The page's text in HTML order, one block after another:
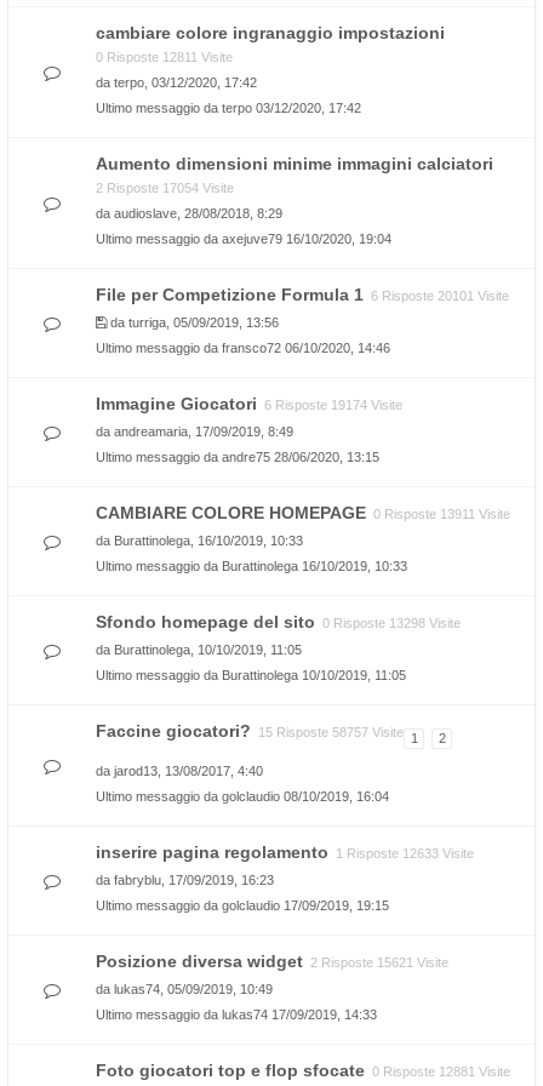
cambiare colore ingranaggio impostazioni
0 Risposte 12811 Visite
da terpo , 03/12/2020, 17:42
Ultimo messaggio da terpo 03/12/2020, 17:42
Aumento dimensioni minime immagini calciatori
2 Risposte 17054 Visite
da audioslave , 28/08/2018, 8:29
Ultimo messaggio da axejuve79 16/10/2020, 19:04
File per Competizione Formula 1 6 Risposte 20101 Visite
da turriga , 05/09/2019, 13:56
Ultimo messaggio da fransco72 06/10/2020, 14:46
Immagine Giocatori 6 Risposte 19174 Visite
da andreamaria , 17/09/2019, 8:49
Ultimo messaggio da andre75 28/06/2020, 13:15
CAMBIARE COLORE HOMEPAGE 0 Risposte 13911 Visite
da Burattinolega , 16/10/2019, 10:33
Ultimo messaggio da Burattinolega 16/10/2019, 10:33
Sfondo homepage del sito 0 Risposte 13298 Visite
da Burattinolega , 10/10/2019, 11:05
Ultimo messaggio da Burattinolega 10/10/2019, 11:05
Faccine giocatori? 15 Risposte 58757 Visite 1 2
da jarod13 , 13/08/2017, 4:40
Ultimo messaggio da golclaudio 08/10/2019, 16:04
inserire pagina regolamento
1 Risposte 12633 Visite
da fabryblu , 17/09/2019, 16:23
Ultimo messaggio da golclaudio 17/09/2019, 19:15
Posizione diversa widget 2 Risposte 15621 Visite
da lukas74 , 05/09/2019, 10:49
Ultimo messaggio da lukas74 17/09/2019, 14:33
Foto giocatori top e flop sfocate 0 Risposte 12881 Visite